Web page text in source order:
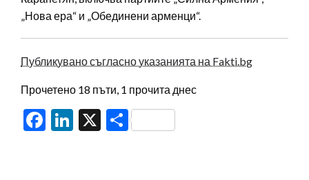
„Нова ера“ и „Обединени арменци“.
Публикувано съгласно указанията на Fakti.bg
Прочетено 18 пъти, 1 прочита днес
Facebook
LinkedIn
X Share